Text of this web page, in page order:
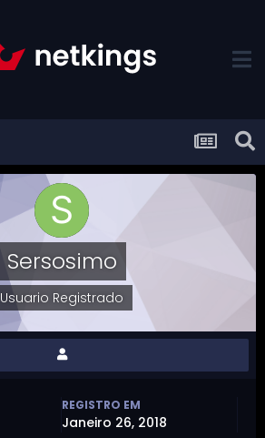
Sersosimo
Usuario Registrado
REGISTRO EM
Janeiro 26, 2018